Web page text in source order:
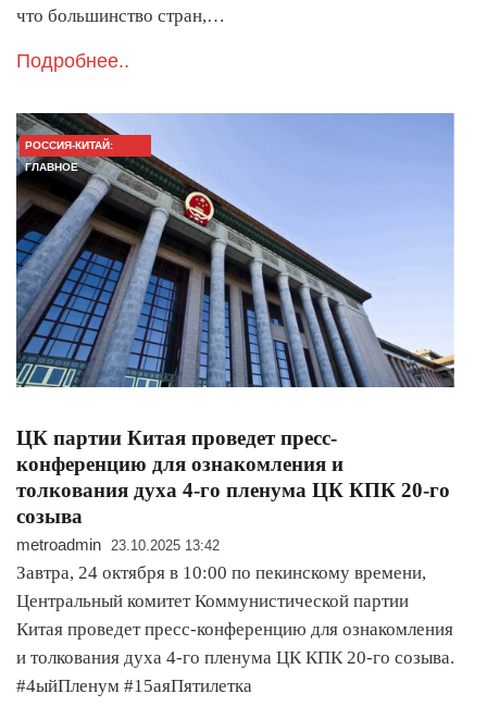
что большинство стран,…
Подробнее..
РОССИЯ-КИТАЙ:
ГЛАВНОЕ
ЦК партии Китая проведет пресс-
конференцию для ознакомления и
толкования духа 4-го пленума ЦК КПК 20-го
созыва
metroadmin 23.10.2025 13:42
Завтра, 24 октября в 10:00 по пекинскому времени,
Центральный комитет Коммунистической партии
Китая проведет пресс-конференцию для ознакомления
и толкования духа 4-го пленума ЦК КПК 20-го созыва.
#4ыйПленум #15аяПятилетка